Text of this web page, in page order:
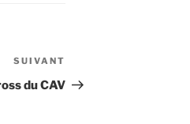
suivant
SUIVANT
du CAV